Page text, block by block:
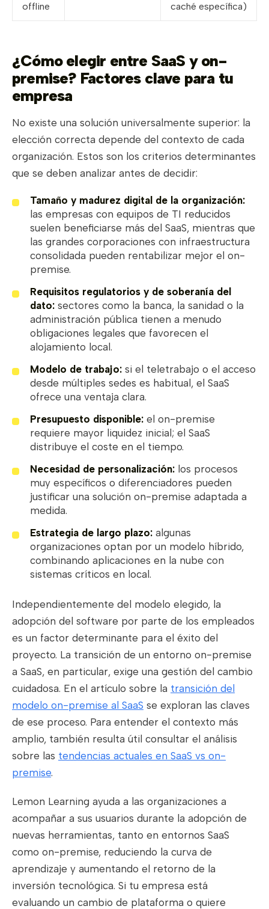
offline caché específica)
¿Cómo elegir entre SaaS y on-
premise? Factores clave para tu
empresa
No existe una solución universalmente superior: la
elección correcta depende del contexto de cada
organización. Estos son los criterios determinantes
que se deben analizar antes de decidir:
Tamaño y madurez digital de la organización:
las empresas con equipos de TI reducidos
suelen beneficiarse más del SaaS, mientras que
las grandes corporaciones con infraestructura
consolidada pueden rentabilizar mejor el on-
premise.
Requisitos regulatorios y de soberanía del
dato: sectores como la banca, la sanidad o la
administración pública tienen a menudo
obligaciones legales que favorecen el
alojamiento local.
Modelo de trabajo: si el teletrabajo o el acceso
desde múltiples sedes es habitual, el SaaS
ofrece una ventaja clara.
Presupuesto disponible: el on-premise
requiere mayor liquidez inicial; el SaaS
distribuye el coste en el tiempo.
Necesidad de personalización: los procesos
muy específicos o diferenciadores pueden
justificar una solución on-premise adaptada a
medida.
Estrategia de largo plazo: algunas
organizaciones optan por un modelo híbrido,
combinando aplicaciones en la nube con
sistemas críticos en local.
Independientemente del modelo elegido, la
adopción del software por parte de los empleados
es un factor determinante para el éxito del
proyecto. La transición de un entorno on-premise
a SaaS, en particular, exige una gestión del cambio
cuidadosa. En el artículo sobre la transición del
modelo on-premise al SaaS se exploran las claves
de ese proceso. Para entender el contexto más
amplio, también resulta útil consultar el análisis
sobre las tendencias actuales en SaaS vs on-
premise.
Lemon Learning ayuda a las organizaciones a
acompañar a sus usuarios durante la adopción de
nuevas herramientas, tanto en entornos SaaS
como on-premise, reduciendo la curva de
aprendizaje y aumentando el retorno de la
inversión tecnológica. Si tu empresa está
evaluando un cambio de plataforma o quiere